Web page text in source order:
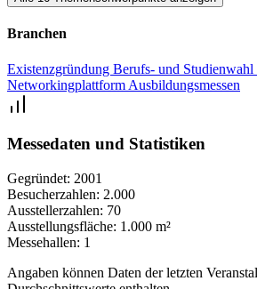
Branchen
Existenzgründung Berufs- und Studienwahl
Networkingplattform Ausbildungsmessen
Messedaten und Statistiken
Gegründet: 2001
Besucherzahlen: 2.000
Ausstellerzahlen: 70
Ausstellungsfläche: 1.000 m²
Messehallen: 1
Angaben können Daten der letzten